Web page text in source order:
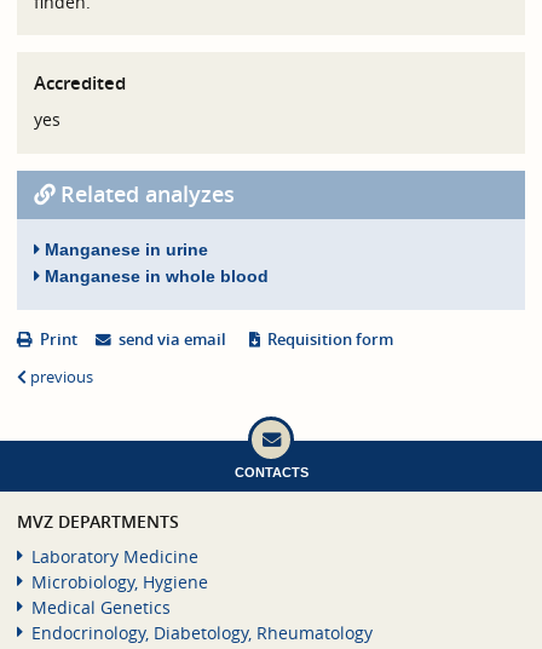
Accredited
yes
Related analyzes
Manganese in urine
Manganese in whole blood
Print send via email
Requisition form
previous
CONTACTS
MVZ DEPARTMENTS
Laboratory Medicine
Microbiology, Hygiene
Medical Genetics
Endocrinology, Diabetology, Rheumatology